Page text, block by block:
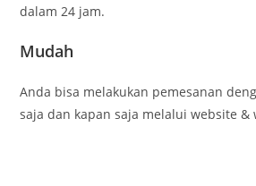
dalam 24 jam.
Mudah
Anda bisa melakukan pemesanan
saja dan kapan saja melalui website &